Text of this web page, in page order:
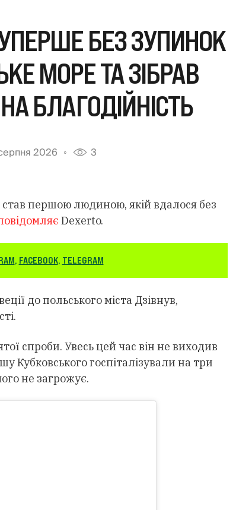
БЕЗ ЗУПИНОК
МОРЕ ТА ЗІБРАВ
БЛАГОДІЙНІСТЬ
2026 3
першою людиною, якій вдалося без
Dexerto.
, FACEBOOK, TELEGRAM
до польського міста Дзівнув,
спроби. Увесь цей час він не виходив
Кубковського госпіталізували на три
не загрожує.